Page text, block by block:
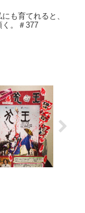
も育てれると、
。＃377